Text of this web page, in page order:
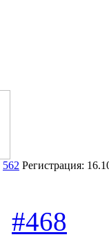
562 Регистрация:
#468